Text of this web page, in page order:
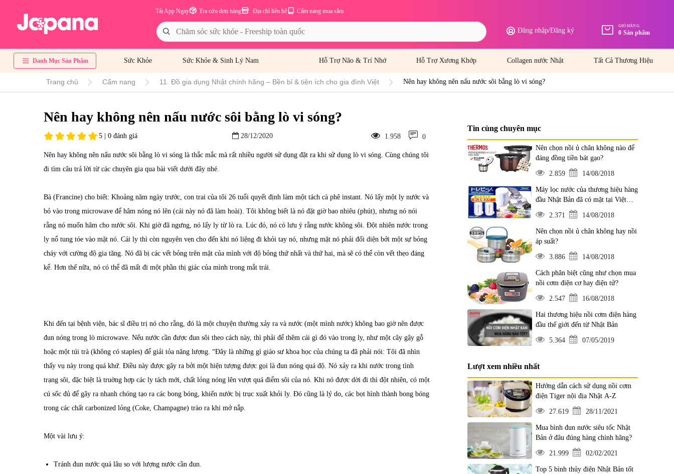
Cẩm nang mua sắm
Địa chỉ liên hệ
Tra cứu đơn hàng
Tải App Ngay
Đăng nhập/Đăng ký
GIỎ HÀNG
0 Sản phẩm
Danh Mục Sản Phẩm Sức Khỏe Sức Khỏe & Sinh Lý Nam Hỗ Trợ Não & Trí Nhớ Hỗ Trợ Xương Khớp Collagen nước Nhật Tất Cả Thương Hiệu
Trang chủ Cẩm nang 11. Đồ gia dụng Nhật chính hãng – Bền bỉ & tiện ích cho gia đình Việt Nên hay không nên nấu nước sôi bằng lò vi sóng?
Nên hay không nên nấu nước sôi bằng lò vi sóng?
5 | 0 đánh giá 28/12/2020 1.958 0
Nên hay không nên nấu nước sôi bằng lò vi sóng là thắc mắc mà rất nhiều người sử dụng đặt ra khi sử dụng lò vi sóng. Cùng chúng tôi
đi tìm câu trả lời từ các chuyên gia qua bài viết dưới đây nhé.
Bà (Francine) cho biết: Khoảng năm ngày trước, con trai của tôi 26 tuổi quyết định làm một tách cà phê instant. Nó lấy một ly nước và
bỏ vào trong microwave để hâm nóng nó lên (cái này nó đã làm hoài). Tôi không biết là nó đặt giờ bao nhiêu (phút), nhưng nó nói
rằng nó muốn hâm cho nước sôi. Khi giờ đã ngưng, nó lấy ly từ lò ra. Lúc đó, nó có lưu ý rằng nước không sôi. Đột nhiên nước trong
ly nổ tung tóe vào mặt nó. Cái ly thì còn nguyên vẹn cho đến khi nó liệng đi khỏi tay nó, nhưng mặt nó phải đối diện bởi một sự bỏng
cháy với cường độ gia tăng. Nó đã bị các vết bỏng trên mặt của mình với độ bỏng thứ nhất và thứ hai, mà sẽ có thể còn vết thẹo đáng
kể. Hơn thế nữa, nó có thể đã mất đi một phần thị giác của mình trong mắt trái.
Khi đến tại bệnh viện, bác sĩ điều trị nó cho rằng, đó là một chuyện thường xảy ra và nước (một mình nước) không bao giờ nên được
đun nóng trong lò microwave. Nếu nước cần được đun sôi theo cách này, thì phải để thêm cái gì đó vào trong ly, như một cây gậy gỗ
hoặc một túi trà (không có staples) để giải tỏa năng lượng. “Đây là những gì giáo sư khoa học của chúng ta đã phải nói: Tôi đã nhìn
thấy vụ này trong quá khứ. Điều này được gây ra bởi một hiện tượng được gọi là đun nóng quá độ. Nó xảy ra khi nước trong tình
trạng sôi, đặc biệt là truờng hợp các ly tách mới, chất lỏng nóng lên vượt quá điểm sôi của nó. Khi nó được dời đi thì đột nhiên, có một
cú sốc đủ để gây ra nhanh chóng tạo ra các bong bóng, khiến nước bị trục xuất khỏi ly. Đó cũng là lý do, các bọt hình thành bong bóng
trong các chất carbonized lỏng (Coke, Champagne) trào ra khi mở nắp.
Một vài lưu ý:
Tránh đun nước quá lâu so với lượng nước cần đun.
Tin cùng chuyên mục
Nên chọn nồi ủ chân không nào để
đáng đồng tiền bát gạo?
2.859 14/08/2018
Máy lọc nước của thương hiệu hàng
đầu Nhật Bản đã có mặt tại Việt
Nam
2.371 14/08/2018
Nên chọn nồi ủ chân không hay nồi
áp suất?
3.886 14/08/2018
Cách phân biệt cũng như chọn mua
nồi cơm điện cơ hay điện tử?
2.547 16/08/2018
Hai thương hiệu nồi cơm điện hàng
đầu thế giới đến từ Nhật Bản
5.364 07/05/2019
Lượt xem nhiều nhất
Hướng dẫn cách sử dụng nồi cơm
điện Tiger nội địa Nhật A-Z
27.619 28/11/2021
Mua bình đun nước siêu tốc Nhật
Bản ở đâu đúng hàng chính hãng?
21.999 02/02/2021
Top 5 bình thủy điện Nhật Bản tốt